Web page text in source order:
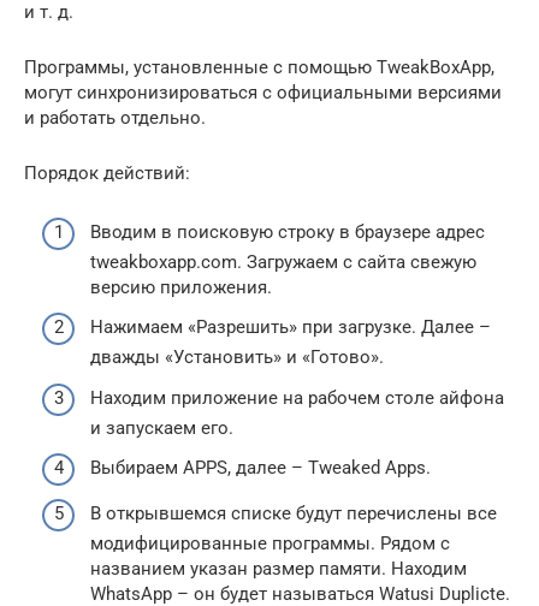
и т. д.
Программы, установленные с помощью TweakBoxApp,
могут синхронизироваться с официальными версиями
и работать отдельно.
Порядок действий:
Вводим в поисковую строку в браузере адрес
tweakboxapp.com. Загружаем с сайта свежую
версию приложения.
Нажимаем «Разрешить» при загрузке. Далее –
дважды «Установить» и «Готово».
Находим приложение на рабочем столе айфона
и запускаем его.
Выбираем APPS, далее – Tweaked Apps.
В открывшемся списке будут перечислены все
модифицированные программы. Рядом с
названием указан размер памяти. Находим
WhatsApp – он будет называться Watusi Duplicte.